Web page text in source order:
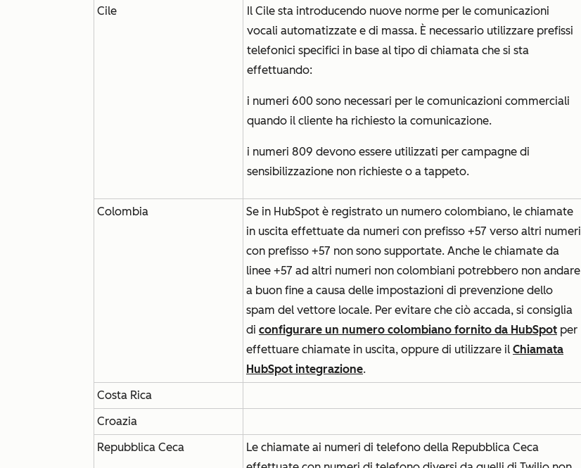
Cile
Il Cile sta introducendo nuove norme per le comunicazioni
vocali automatizzate e di massa. È necessario utilizzare prefissi
telefonici specifici in base al tipo di chiamata che si sta
effettuando:
i numeri 600 sono necessari per le comunicazioni commerciali
quando il cliente ha richiesto la comunicazione.
i numeri 809 devono essere utilizzati per campagne di
sensibilizzazione non richieste o a tappeto.
Colombia
Se in HubSpot è registrato un numero colombiano, le chiamate
in uscita effettuate da numeri con prefisso +57 verso altri numeri
con prefisso +57 non sono supportate. Anche le chiamate da
linee +57 ad altri numeri non colombiani potrebbero non andare
a buon fine a causa delle impostazioni di prevenzione dello
spam del vettore locale. Per evitare che ciò accada, si consiglia
di configurare un numero colombiano fornito da HubSpot per
effettuare chiamate in uscita, oppure di utilizzare il Chiamata
HubSpot integrazione.
Costa Rica
Croazia
Repubblica Ceca
Le chiamate ai numeri di telefono della Repubblica Ceca